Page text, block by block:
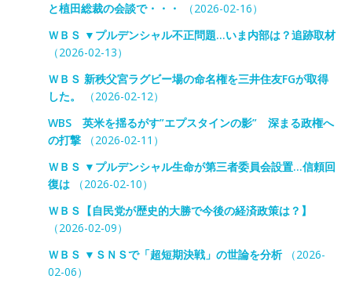
と植田総裁の会談で・・・
（2026-02-16）
ＷＢＳ ▼プルデンシャル不正問題…いま内部は？追跡取材
（2026-02-13）
ＷＢＳ 新秩父宮ラグビー場の命名権を三井住友FGが取得
した。
（2026-02-12）
WBS 英米を揺るがす”エプスタインの影” 深まる政権へ
の打撃（2026-02-11）
ＷＢＳ ▼プルデンシャル生命が第三者委員会設置…信頼回
復は（2026-02-10）
ＷＢＳ【自民党が歴史的大勝で今後の経済政策は？】
（2026-02-09）
ＷＢＳ ▼ＳＮＳで「超短期決戦」の世論を分析（2026-
02-06）